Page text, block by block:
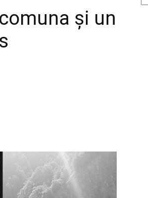
și un